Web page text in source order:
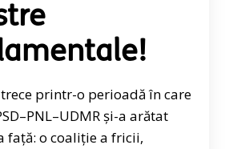
printr-o perioadă în care
și-a arătat
față: o coaliție a fricii,